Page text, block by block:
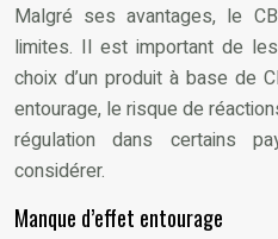
Malgré ses avantages, le
limites. Il est important de
choix d’un produit à base de
entourage, le risque de
régulation dans certains
considérer.
Manque d’effet entourage